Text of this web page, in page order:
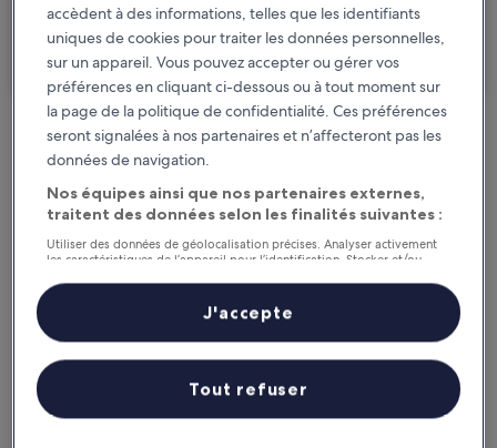
Je voyage pour affaires
Rechercher
Options d’annulation gratuite en cas de
changement de programme
Gagnez des récompenses pour chaque
nuit séjournée
Économisez plus grâce aux Prix membres
Consultez les prix pour ces dates
accèdent à des informations, telles que les identifiants
uniques de cookies pour traiter les données personnelles,
sur un appareil. Vous pouvez accepter ou gérer vos
préférences en cliquant ci-dessous ou à tout moment sur
la page de la politique de confidentialité. Ces préférences
seront signalées à nos partenaires et n’affecteront pas les
données de navigation.
Nos équipes ainsi que nos partenaires externes,
traitent des données selon les finalités suivantes :
Utiliser des données de géolocalisation précises. Analyser activement
les caractéristiques de l’appareil pour l’identification. Stocker et/ou
personnalisés, mesure de performance des publicités et du contenu,
études d’audience et développement de services.
Liste de nos partenaires (fournisseurs)
Tout refuser
J'accepte